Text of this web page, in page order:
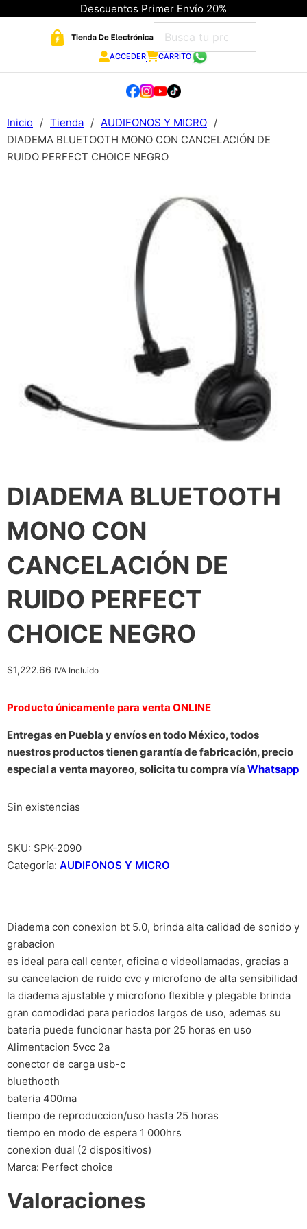
Descuentos Primer Envío 20%
ACCEDER CARRITO
Inicio / Tienda / AUDIFONOS Y MICRO /
DIADEMA BLUETOOTH MONO CON CANCELACIÓN DE
RUIDO PERFECT CHOICE NEGRO
DIADEMA BLUETOOTH
MONO CON
CANCELACIÓN DE
RUIDO PERFECT
CHOICE NEGRO
$1,222.66 IVA Incluido
Producto únicamente para venta ONLINE
Entregas en Puebla y envíos en todo México, todos
nuestros productos tienen garantía de fabricación, precio
especial a venta mayoreo, solicita tu compra vía Whatsapp
Sin existencias
SKU: SPK-2090
Categoría: AUDIFONOS Y MICRO
Diadema con conexion bt 5.0, brinda alta calidad de sonido y
grabacion
es ideal para call center, oficina o videollamadas, gracias a
su cancelacion de ruido cvc y microfono de alta sensibilidad
la diadema ajustable y microfono flexible y plegable brinda
gran comodidad para periodos largos de uso, ademas su
bateria puede funcionar hasta por 25 horas en uso
Alimentacion 5vcc 2a
conector de carga usb-c
bluethooth
bateria 400ma
tiempo de reproduccion/uso hasta 25 horas
tiempo en modo de espera 1 000hrs
conexion dual (2 dispositivos)
Marca: Perfect choice
Valoraciones